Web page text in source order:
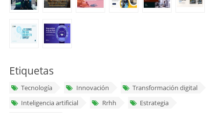
Etiquetas
Tecnología Innovación
Transformación digital
Inteligencia artificial
Rrhh
Estrategia